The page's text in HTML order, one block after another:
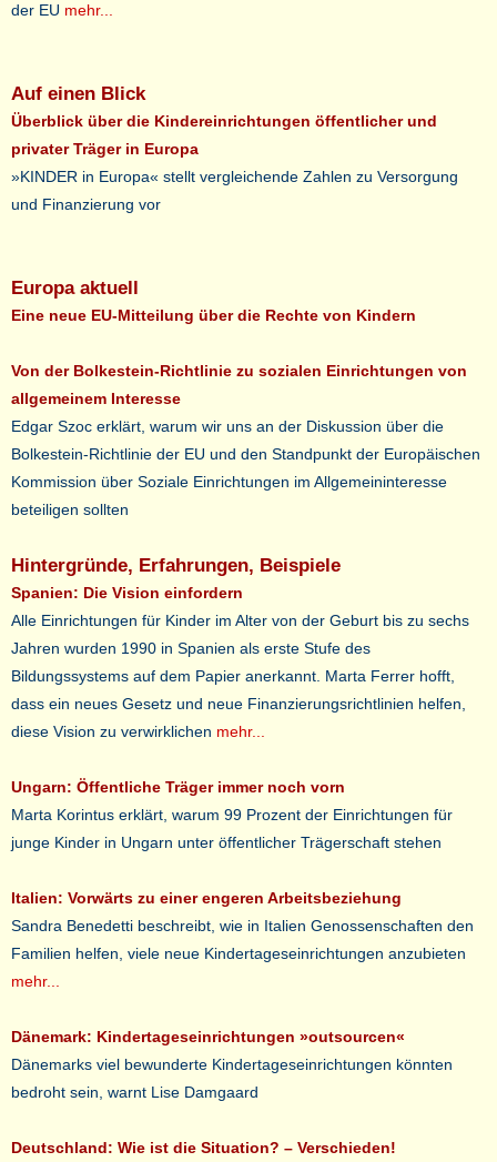
der EU mehr...
Auf einen Blick
Überblick über die Kindereinrichtungen öffentlicher und
privater Träger in Europa
»KINDER in Europa« stellt vergleichende Zahlen zu Versorgung
und Finanzierung vor
Europa aktuell
Eine neue EU-Mitteilung über die Rechte von Kindern
Von der Bolkestein-Richtlinie zu sozialen Einrichtungen von
allgemeinem Interesse
Edgar Szoc erklärt, warum wir uns an der Diskussion über die
Bolkestein-Richtlinie der EU und den Standpunkt der Europäischen
Kommission über Soziale Einrichtungen im Allgemeininteresse
beteiligen sollten
Hintergründe, Erfahrungen, Beispiele
Spanien: Die Vision einfordern
Alle Einrichtungen für Kinder im Alter von der Geburt bis zu sechs
Jahren wurden 1990 in Spanien als erste Stufe des
Bildungssystems auf dem Papier anerkannt. Marta Ferrer hofft,
dass ein neues Gesetz und neue Finanzierungsrichtlinien helfen,
diese Vision zu verwirklichen mehr...
Ungarn: Öffentliche Träger immer noch vorn
Marta Korintus erklärt, warum 99 Prozent der Einrichtungen für
junge Kinder in Ungarn unter öffentlicher Trägerschaft stehen
Italien: Vorwärts zu einer engeren Arbeitsbeziehung
Sandra Benedetti beschreibt, wie in Italien Genossenschaften den
Familien helfen, viele neue Kindertageseinrichtungen anzubieten
mehr...
Dänemark: Kindertageseinrichtungen »outsourcen«
Dänemarks viel bewunderte Kindertageseinrichtungen könnten
bedroht sein, warnt Lise Damgaard
Deutschland: Wie ist die Situation? – Verschieden!